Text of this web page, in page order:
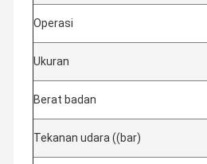
Operasi
Ukuran
Berat badan
Tekanan udara ((bar)